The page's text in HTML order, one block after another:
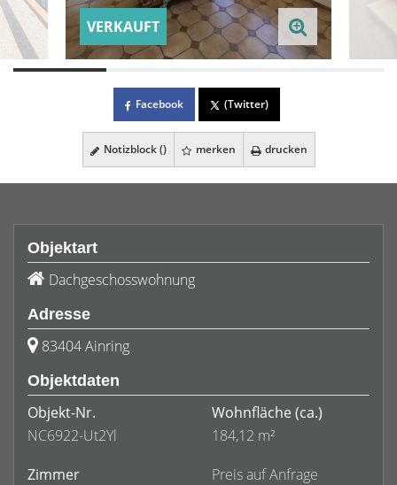
VERKAUFT
Facebook (Twitter)
Notizblock () merken drucken
Objektart
Dachgeschosswohnung
Adresse
83404 Ainring
Objektdaten
Objekt-Nr.
NC6922-Ut2Yl
Wohnfläche (ca.)
184,12 m²
Zimmer
Preis auf Anfrage